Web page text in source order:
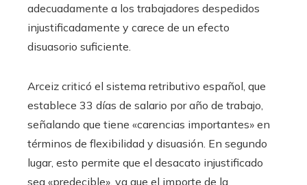
adecuadamente a los trabajadores despedidos
injustificadamente y carece de un efecto
disuasorio suficiente.
Arceiz criticó el sistema retributivo español, que
establece 33 días de salario por año de trabajo,
señalando que tiene «carencias importantes» en
términos de flexibilidad y disuasión. En segundo
lugar, esto permite que el desacato injustificado
sea «predecible», ya que el importe de la